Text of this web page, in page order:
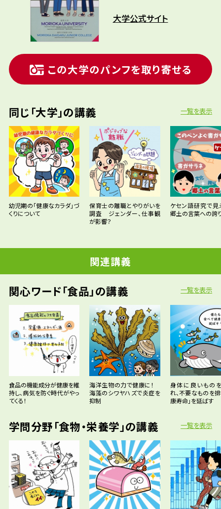
大学公式サイト
この大学のパンフを取り寄せる
同じ「大学」の講義 一覧を表示
幼児期の「健康なカラダ」づ
くりについて
保育士の離職とやりがいを
調査 ジェンダー、仕事観
が影響？
ケセン語研究で見
郷土の言葉への誇
関連講義
関心ワード「食品」の講義
食品の機能成分が健康を維
持し、病気を防ぐ時代がやっ
てくる！
海洋生物の力で健康に！
海藻のシワヤハズで炎症を
抑制
身体に良いもの
れ、不要なものを排
康寿命」を延ばす
一覧を表示
学問分野「食物・栄養学」の講義 一覧を表示